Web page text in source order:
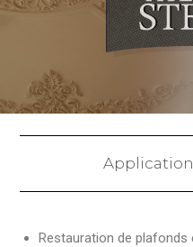
Restauration de